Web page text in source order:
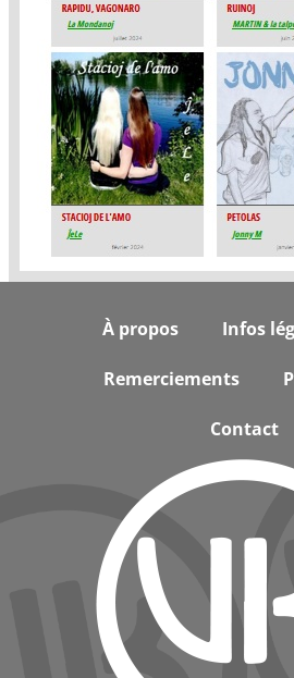
À propos Infos
Remerciements
Contact